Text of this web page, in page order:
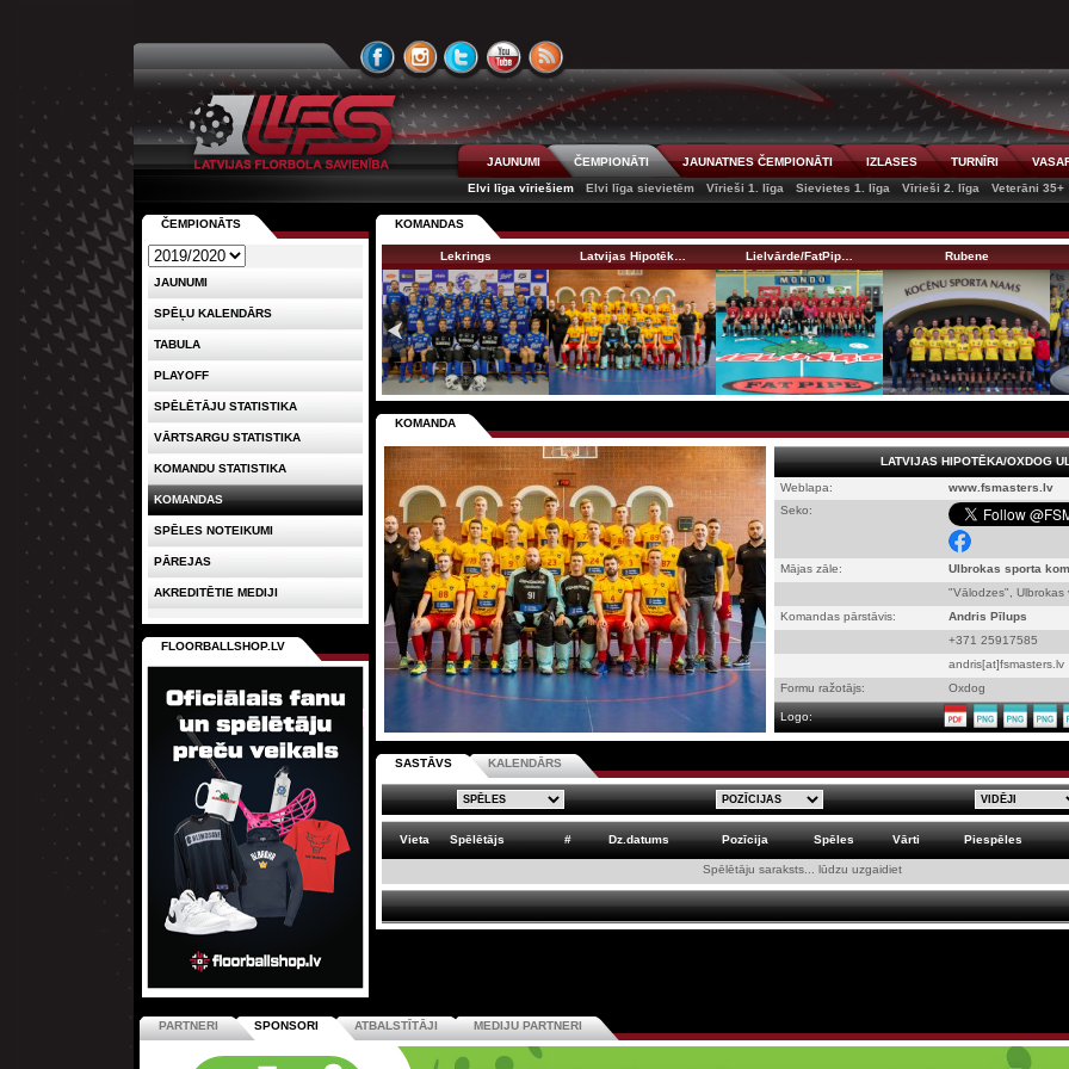
JAUNUMI ČEMPIONĀTI JAUNATNES ČEMPIONĀTI IZLASES TURNĪRI
Elvi līga vīriešiem
Elvi līga sievietēm Vīrieši 1. līga Sievietes 1. līga Vīrieši 2. līga Veterāni 35+
KOMANDAS
Lekrings Latvijas Hipotēk… Lielvārde/FatPip… Rubene
KOMANDA
LATVIJAS HIPOTĒKA/OXDOG
Weblapa:
www.fsmasters.lv
Seko:
Mājas zāle:
Ulbrokas sporta
"Vālodzes", Ulbrokas
Komandas pārstāvis:
Andris Pīlups
+371 25917585
andris[at]fsmasters.lv
Formu ražotājs:
Oxdog
Logo:
SASTĀVS KALENDĀRS
Vieta Spēlētājs # Dz.datums Pozīcija Spēles Vārti Piespēles
Spēlētāju saraksts... lūdzu uzgaidiet
ČEMPIONĀTS
JAUNUMI
SPĒĻU KALENDĀRS
TABULA
PLAYOFF
SPĒLĒTĀJU STATISTIKA
VĀRTSARGU STATISTIKA
KOMANDU STATISTIKA
KOMANDAS
SPĒLES NOTEIKUMI
PĀREJAS
AKREDITĒTIE MEDIJI
FLOORBALLSHOP.LV
PARTNERI SPONSORI ATBALSTĪTĀJI MEDIJU PARTNERI